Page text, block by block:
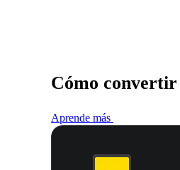
Cómo
Aprende más